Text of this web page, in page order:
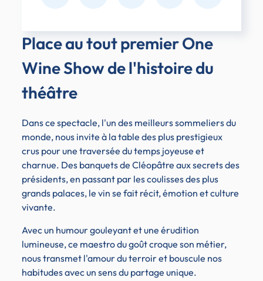
Place au tout premier One
Wine Show de l'histoire du
théâtre
Dans ce spectacle, l'un des meilleurs sommeliers du
monde, nous invite à la table des plus prestigieux
crus pour une traversée du temps joyeuse et
charnue. Des banquets de Cléopâtre aux secrets des
présidents, en passant par les coulisses des plus
grands palaces, le vin se fait récit, émotion et culture
vivante.
Avec un humour gouleyant et une érudition
lumineuse, ce maestro du goût croque son métier,
nous transmet l'amour du terroir et bouscule nos
habitudes avec un sens du partage unique.